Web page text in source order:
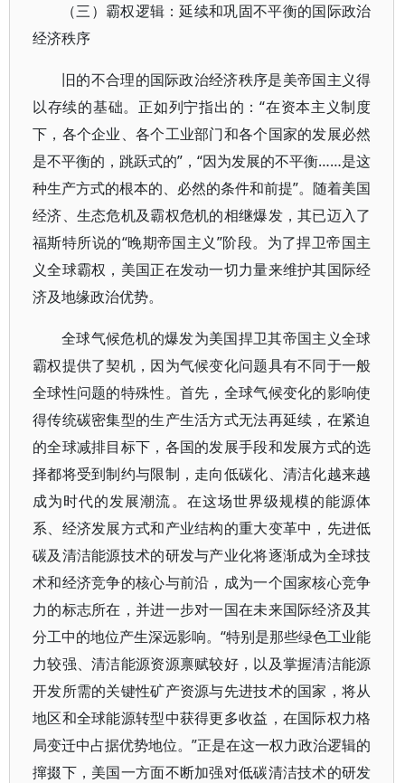
（三）霸权逻辑：延续和巩固不平衡的国际政治
经济秩序
旧的不合理的国际政治经济秩序是美帝国主义得
以存续的基础。正如列宁指出的：“在资本主义制度
下，各个企业、各个工业部门和各个国家的发展必然
是不平衡的，跳跃式的”，“因为发展的不平衡……是这
种生产方式的根本的、必然的条件和前提”。随着美国
经济、生态危机及霸权危机的相继爆发，其已迈入了
福斯特所说的“晚期帝国主义”阶段。为了捍卫帝国主
义全球霸权，美国正在发动一切力量来维护其国际经
济及地缘政治优势。
全球气候危机的爆发为美国捍卫其帝国主义全球
霸权提供了契机，因为气候变化问题具有不同于一般
全球性问题的特殊性。首先，全球气候变化的影响使
得传统碳密集型的生产生活方式无法再延续，在紧迫
的全球减排目标下，各国的发展手段和发展方式的选
择都将受到制约与限制，走向低碳化、清洁化越来越
成为时代的发展潮流。在这场世界级规模的能源体
系、经济发展方式和产业结构的重大变革中，先进低
碳及清洁能源技术的研发与产业化将逐渐成为全球技
术和经济竞争的核心与前沿，成为一个国家核心竞争
力的标志所在，并进一步对一国在未来国际经济及其
分工中的地位产生深远影响。“特别是那些绿色工业能
力较强、清洁能源资源禀赋较好，以及掌握清洁能源
开发所需的关键性矿产资源与先进技术的国家，将从
地区和全球能源转型中获得更多收益，在国际权力格
局变迁中占据优势地位。”正是在这一权力政治逻辑的
撺掇下，美国一方面不断加强对低碳清洁技术的研发